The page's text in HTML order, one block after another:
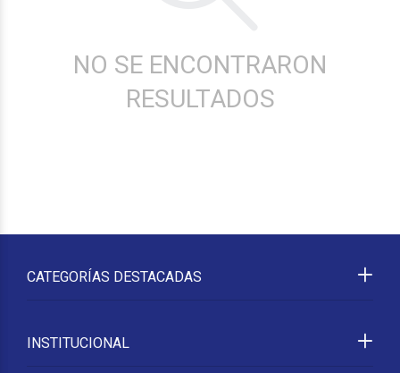
NO SE ENCONTRARON
RESULTADOS
CATEGORÍAS DESTACADAS
INSTITUCIONAL